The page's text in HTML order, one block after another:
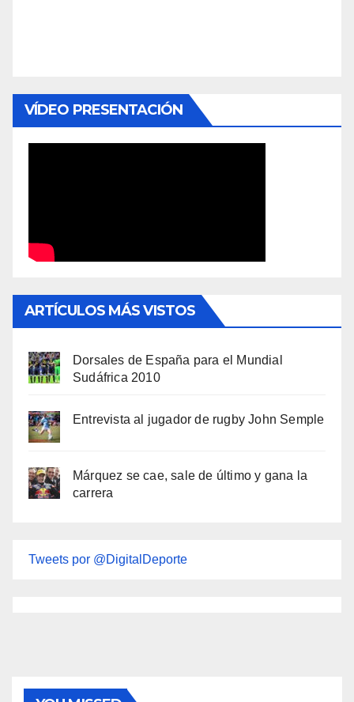
VÍDEO PRESENTACIÓN
ARTÍCULOS MÁS VISTOS
Dorsales de España para el Mundial
Sudáfrica 2010
Entrevista al jugador de rugby John Semple
Márquez se cae, sale de último y gana la
carrera
Tweets por @DigitalDeporte